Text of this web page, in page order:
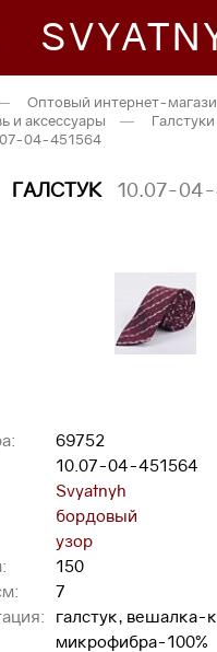
Оптовый интернет-
и аксессуары — Галстуки
04-451564
ГАЛСТУК 10.07-
69752
10.07-04-451564
Svyatnyh
бордовый
узор
150
7
галстук, вешалка-
микрофибра-100%